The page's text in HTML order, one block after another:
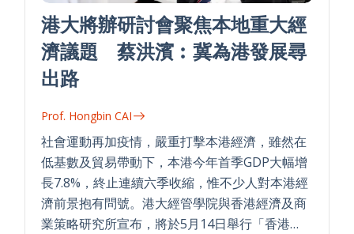
港大將辦研討會聚焦本地重大經
濟議題 蔡洪濱︰冀為港發展尋
出路
Prof. Hongbin CAI
社會運動再加疫情，嚴重打擊本港經濟，雖然在
低基數及貿易帶動下，本港今年首季GDP大幅增
長7.8%，終止連續六季收縮，惟不少人對本港經
濟前景抱有問號。港大經管學院與香港經濟及商
業策略研究所宣布，將於5月14日舉行「香港…